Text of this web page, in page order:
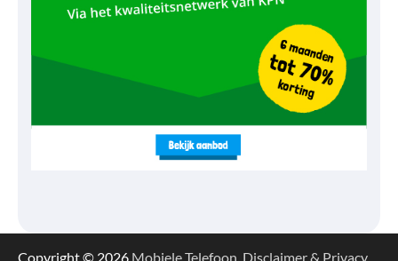
Copyright © 2026 Mobiele Telefoon. Disclaimer & Privacy